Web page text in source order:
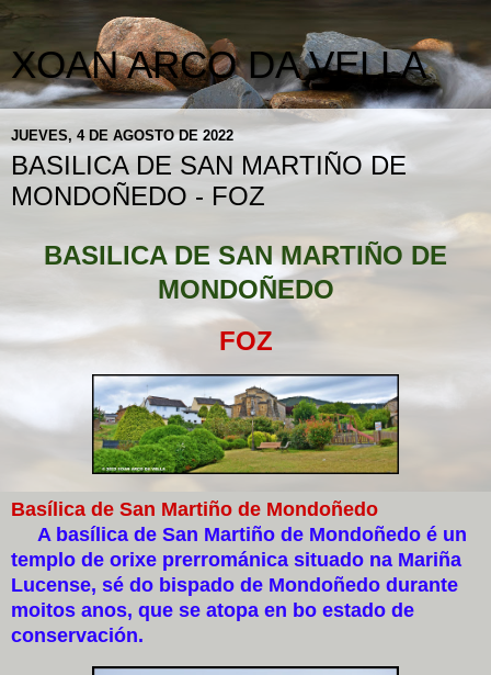
XOAN ARCO DA VELLA
JUEVES, 4 DE AGOSTO DE 2022
BASILICA DE SAN MARTIÑO DE
MONDOÑEDO - FOZ
BASILICA DE SAN MARTIÑO DE
MONDOÑEDO
FOZ
Basílica de San Martiño de Mondoñedo
A basílica de San Martiño de Mondoñedo é un
templo de orixe prerrománica situado na Mariña
Lucense, sé do bispado de Mondoñedo durante
moitos anos, que se atopa en bo estado de
conservación.